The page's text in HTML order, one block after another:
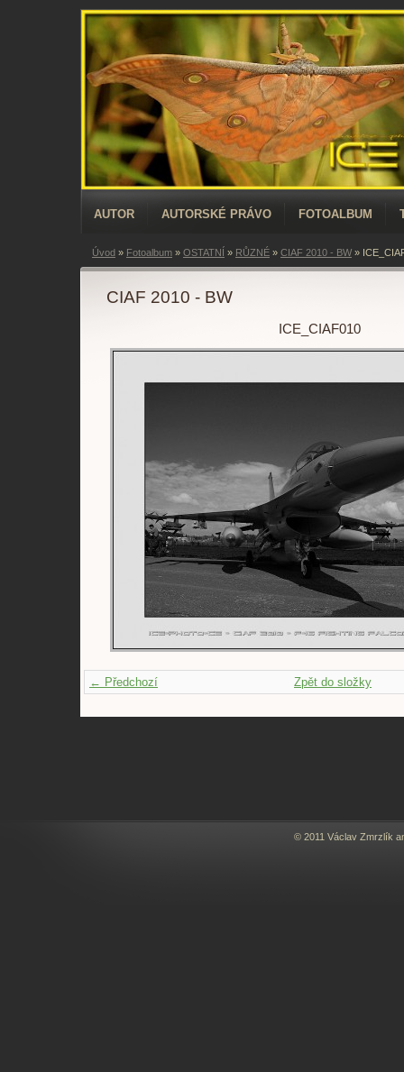
AUTOR AUTORSKÉ PRÁVO FOTOALBUM
Úvod » Fotoalbum » OSTATNÍ » RŮZNÉ » CIAF 2010 - BW »
CIAF 2010 - BW
ICE_CIAF010
← Předchozí Zpět do složky
© 2011 Václav Zmrzlík